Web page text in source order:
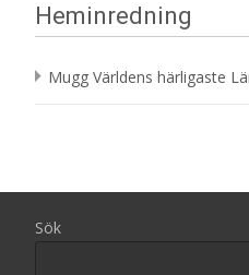
Heminredning
Mugg Världens härligaste
Sök